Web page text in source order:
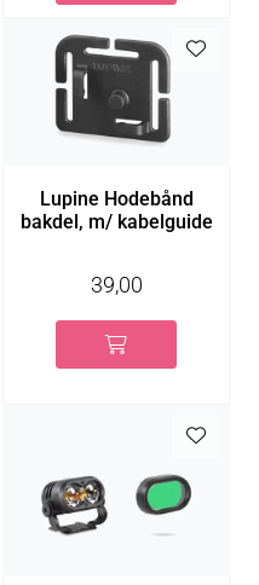
Lupine Hodebånd
bakdel, m/ kabelguide
39,00